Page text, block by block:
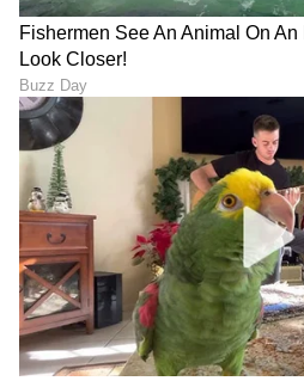
Trade Deal | Party Rounds